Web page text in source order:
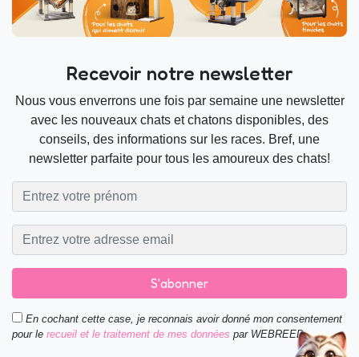
Recevoir notre newsletter
Nous vous enverrons une fois par semaine une newsletter
avec les nouveaux chats et chatons disponibles, des
conseils, des informations sur les races. Bref, une
newsletter parfaite pour tous les amoureux des chats!
S'abonner
En cochant cette case, je reconnais avoir donné mon consentement
pour le recueil et le traitement de mes données par WEBREED.